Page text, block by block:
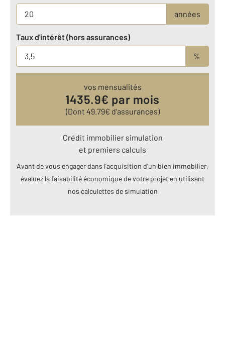
années
Taux d'intérêt (hors assurances)
%
vos mensualités
1435.9€ par mois
(Dont 49.79€ d’assurances)
Crédit immobilier simulation
et premiers calculs
Avant de vous engager dans l’acquisition d’un bien immobilier,
évaluez la faisabilité économique de votre projet en utilisant
nos calculettes de simulation